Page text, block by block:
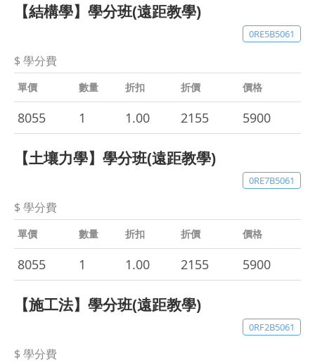
【結構學】學分班(遠距教學)
0RE5B5061
$ 學分費
單價 數量 折扣 折價 價格
8055 1 1.00 2155 5900
【土壤力學】學分班(遠距教學)
0RE7B5061
$ 學分費
單價 數量 折扣 折價 價格
8055 1 1.00 2155 5900
【施工法】學分班(遠距教學)
0RF2B5061
$ 學分費